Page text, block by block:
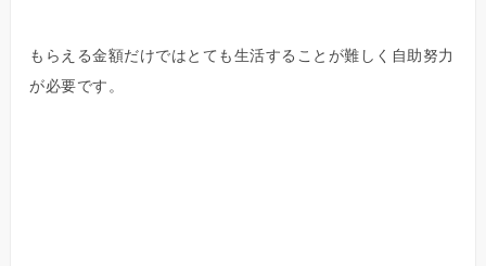
もらえる金額だけではとても生活することが難しく自助努力
が必要です。